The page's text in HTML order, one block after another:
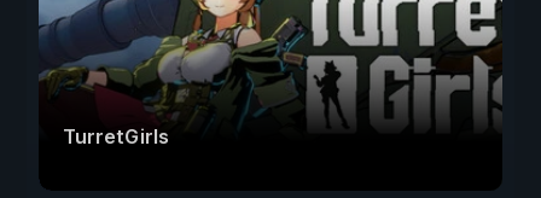
TurretGirls